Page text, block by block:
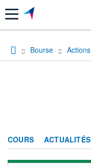
Menu
Bourse Actions
COURS ACTUALITÉS